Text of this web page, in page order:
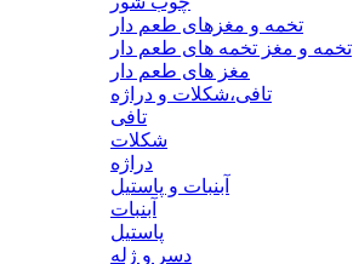
تخمه و مغزهای طعم دار
تخمه و مغز تخمه های طعم دار
مغز های طعم دار
تافی،شکلات و دراژه
تافی
شکلات
دراژه
آبنبات و پاستیل
آبنبات
پاستیل
دسر و ژله